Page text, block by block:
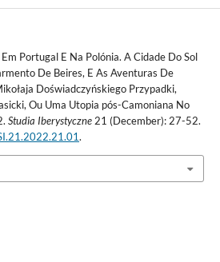
Portugal E Na Polónia. A Cidade Do Sol
De Beires, E As Aventuras De
Doświadczyńskiego Przypadki,
Ou Uma Utopia pós-Camoniana No
Studia Iberystyczne21 (December): 27-52.
.